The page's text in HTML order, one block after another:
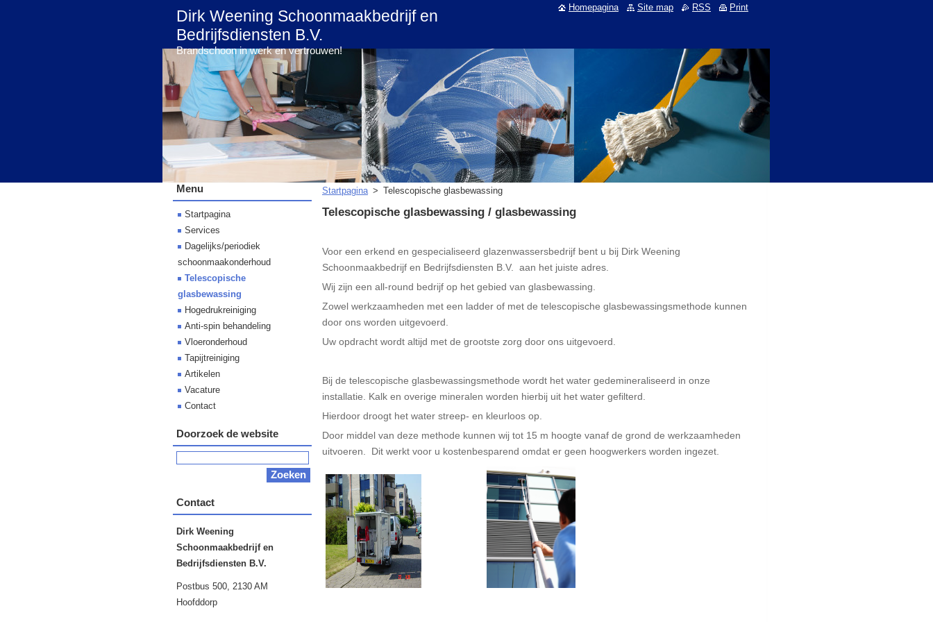
Dirk Weening Schoonmaakbedrijf en
Bedrijfsdiensten B.V.
Brandschoon in werk en vertrouwen!
Startpagina > Telescopische glasbewassing
Telescopische glasbewassing / glasbewassing
Voor een erkend en gespecialiseerd glazenwassersbedrijf bent u bij Dirk Weening
Schoonmaakbedrijf en Bedrijfsdiensten B.V. aan het juiste adres.
Wij zijn een all-round bedrijf op het gebied van glasbewassing.
Zowel werkzaamheden met een ladder of met de telescopische glasbewassingsmethode kunnen
door ons worden uitgevoerd.
Uw opdracht wordt altijd met de grootste zorg door ons uitgevoerd.
Bij de telescopische glasbewassingsmethode wordt het water gedemineraliseerd in onze
installatie. Kalk en overige mineralen worden hierbij uit het water gefilterd.
Hierdoor droogt het water streep- en kleurloos op.
Door middel van deze methode kunnen wij tot 15 m hoogte vanaf de grond de werkzaamheden
uitvoeren. Dit werkt voor u kostenbesparend omdat er geen hoogwerkers worden ingezet.
Menu
Startpagina
Services
Dagelijks/periodiek
schoonmaakonderhoud
Telescopische
glasbewassing
Hogedrukreiniging
Anti-spin behandeling
Vloeronderhoud
Tapijtreiniging
Artikelen
Vacature
Contact
Doorzoek de website
Contact
Dirk Weening
Schoonmaakbedrijf en
Bedrijfsdiensten B.V.
Postbus 500, 2130 AM
Hoofddorp
Homepagina Site map RSS Print